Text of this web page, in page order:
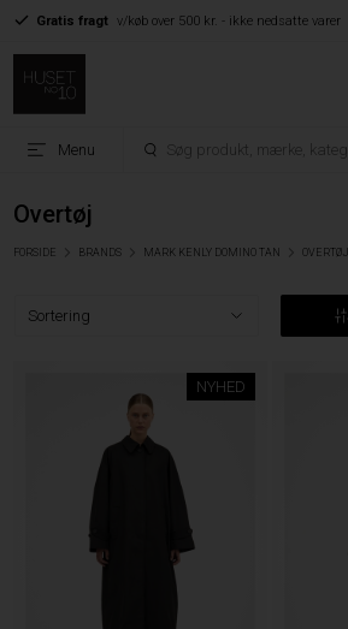
Gratis fragt v/køb over 500 kr. - ikke nedsatte varer
Menu
Overtøj
FORSIDE BRANDS MARK KENLY DOMINO TAN OVERTØJ
NYHED